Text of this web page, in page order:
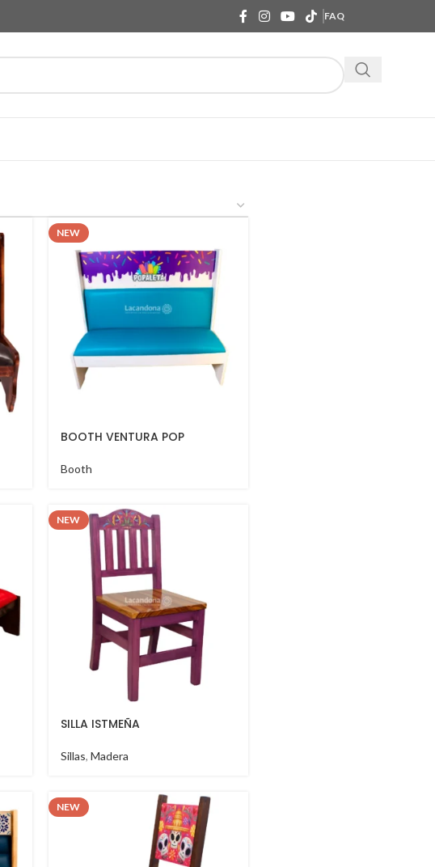
FAQ
NEW
BOOTH VENTURA POP
Booth
NEW
SILLA ISTMEÑA
Sillas, Madera
NEW